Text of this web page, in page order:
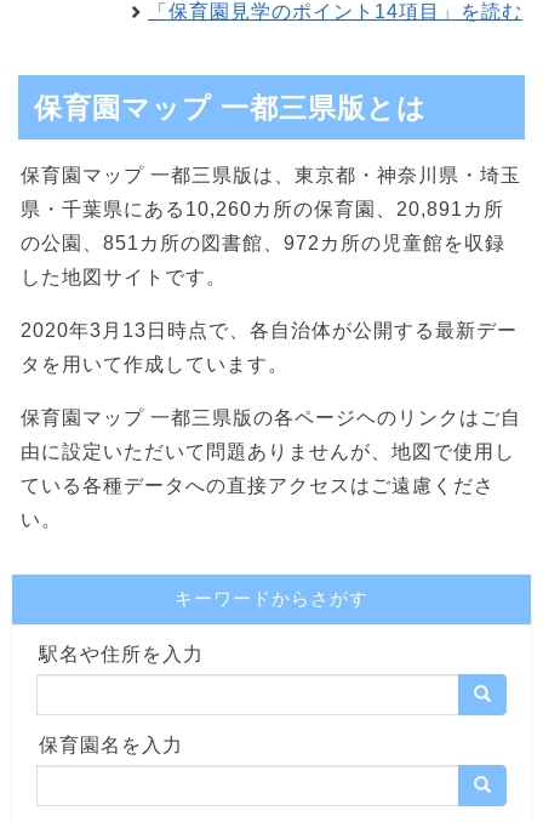
「保育園見学のポイント14項目」を読む
保育園マップ 一都三県版とは
保育園マップ 一都三県版は、東京都・神奈川県・埼玉
県・千葉県にある10,260カ所の保育園、20,891カ所
の公園、851カ所の図書館、972カ所の児童館を収録
した地図サイトです。
2020年3月13日時点で、各自治体が公開する最新デー
タを用いて作成しています。
保育園マップ 一都三県版の各ページヘのリンクはご自
由に設定いただいて問題ありませんが、地図で使用し
ている各種データへの直接アクセスはご遠慮くださ
い。
キーワードからさがす
駅名や住所を入力
保育園名を入力